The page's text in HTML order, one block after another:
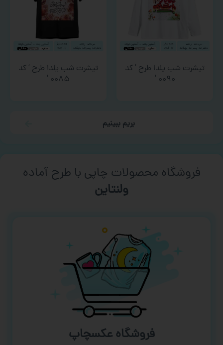
تیشرت شب یلدا طرح ‘ کد
۰۰۹۰ ‘
تیشرت شب یلدا طرح ‘ کد
۰۰۸۵ ‘
بریم ببینیم
فروشگاه محصولات چاپی با طرح آماده
ورزشی
فروشگاه عکسچاپ